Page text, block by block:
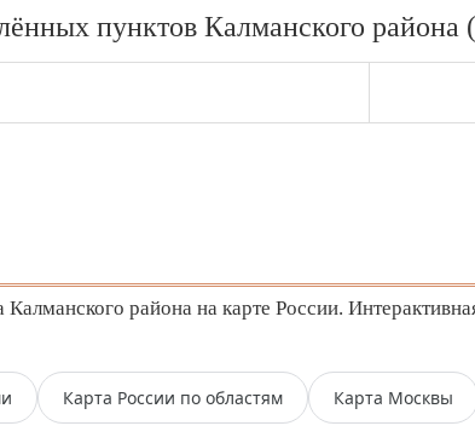
пунктов Калманского района
района на карте России.
Карта России по областям Карта Москвы